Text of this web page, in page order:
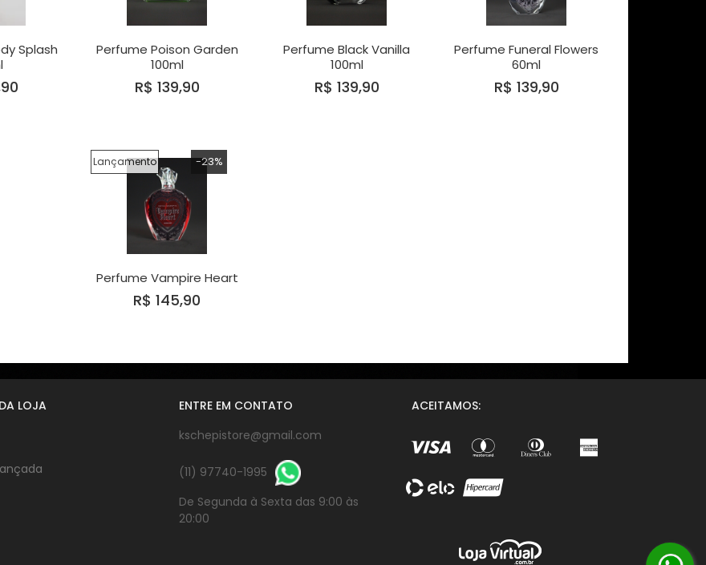
Splash
Perfume Poison Garden
100ml
R$ 139,90
Perfume Black Vanilla
100ml
R$ 139,90
Perfume Funeral Flowers
60ml
R$ 139,90
Lançamento -23%
Perfume Vampire Heart
R$ 145,90
LOJA
ENTRE EM CONTATO
kschepistore@gmail.com
(11) 97740-1995
De Segunda à Sexta das 9:00 às
20:00
ACEITAMOS: